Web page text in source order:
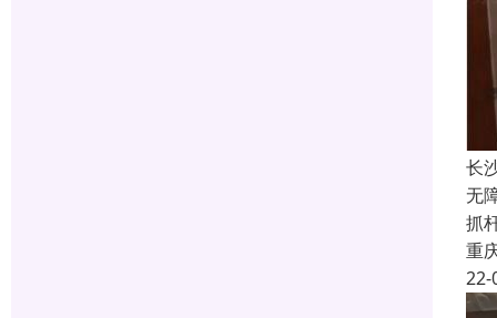
长
无
抓
重
22-